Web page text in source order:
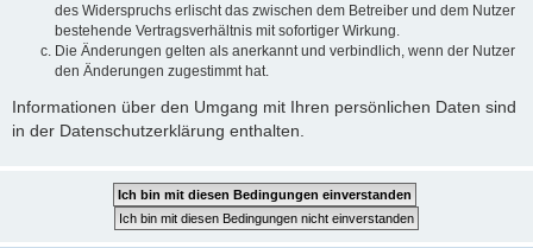
des Widerspruchs erlischt das zwischen dem Betreiber und dem Nutzer
bestehende Vertragsverhältnis mit sofortiger Wirkung.
Die Änderungen gelten als anerkannt und verbindlich, wenn der Nutzer
den Änderungen zugestimmt hat.
Informationen über den Umgang mit Ihren persönlichen Daten sind
in der Datenschutzerklärung enthalten.